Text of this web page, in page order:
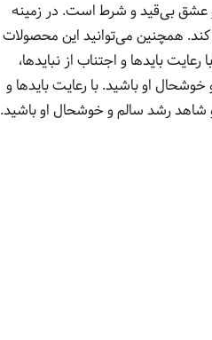
و عشق بی‌قید و شرط است. در زمینه
کند. همچنین می‌توانید این محصولات
رعایت بایدها و اجتناب از نبایدها،
او باشید. با رعایت بایدها و
و شاهد رشد سالم و خوشحال او باشید.